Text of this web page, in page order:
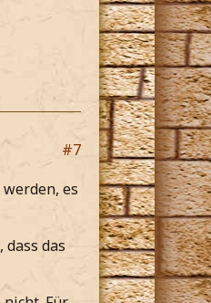
#7
es
das